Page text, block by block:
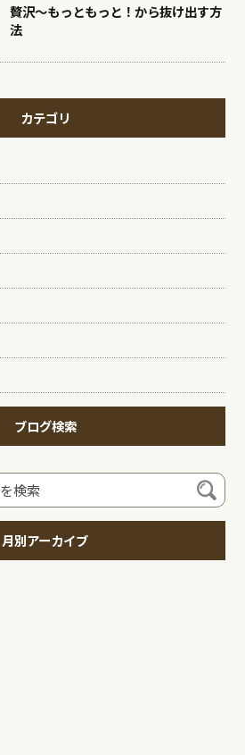
贅沢〜もっともっと！から抜け出す方
法
カテゴリ
ブログ検索
月別アーカイブ